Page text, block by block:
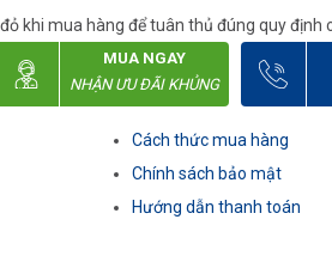
khi mua hàng để tuân thủ đúng quy định
MUA NGAY
NHẬN ƯU ĐÃI KHỦNG
Cách thức mua hàng
Chính sách bảo mật
Hướng dẫn thanh toán